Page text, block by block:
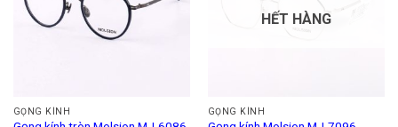
GỌNG KÍNH
HẾT HÀNG
GỌNG KÍNH